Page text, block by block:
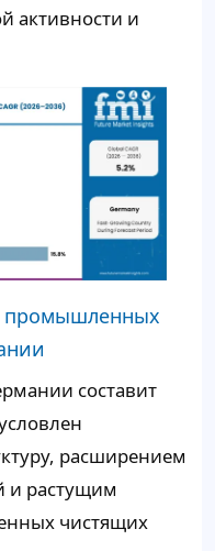
активности и
промышленных
составит
расширением
растущим
чистящих